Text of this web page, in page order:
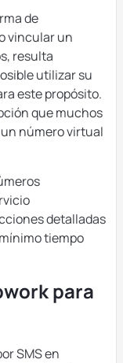
de
vincular un
resulta
utilizar su
este propósito.
que muchos
número virtual
detalladas
tiempo
para
SMS en